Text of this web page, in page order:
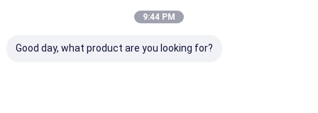
Danh Mục Của Chúng Tôi9:44 PM
Good day, what product are you looking for?